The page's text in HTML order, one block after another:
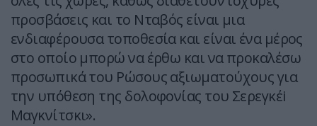
προσβάσεις και το Νταβός είναι μια
ενδιαφέρουσα τοποθεσία και είναι ένα μέρος
στο οποίο μπορώ να έρθω και να προκαλέσω
προσωπικά του Ρώσους αξιωματούχους για
την υπόθεση της δολοφονίας του Σερεγκέi
Μαγκνίτσκι».